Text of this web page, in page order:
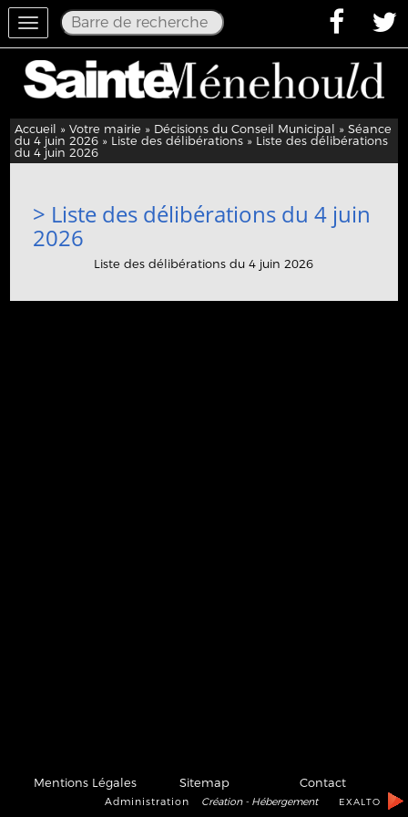
Toggle
navigation
Accueil »Votre mairie » Décisions du Conseil Municipal »Séance
du 4 juin 2026 » Liste des délibérations » Liste des délibérations
du 4 juin 2026
> Liste des délibérations du 4 juin
2026
Liste des délibérations du 4 juin 2026
Mentions Légales Sitemap Contact
Administration Création - Hébergement EXALTO